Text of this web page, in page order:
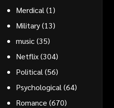
Merdical (1)
Military(13)
music(35)
Netflix(304)
Political (56)
Psychological (64)
Romance (670)